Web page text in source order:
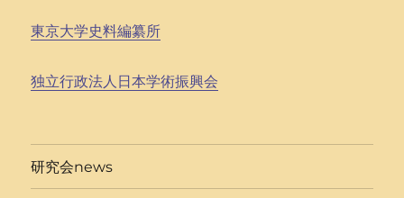
東京大学史料編纂所
独立行政法人日本学術振興会
研究会news